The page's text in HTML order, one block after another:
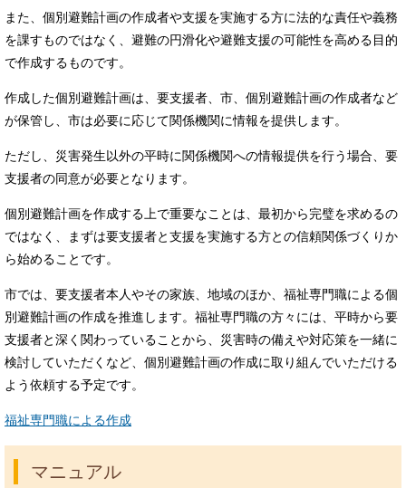
また、個別避難計画の作成者や支援を実施する方に法的な責任や義務
を課すものではなく、避難の円滑化や避難支援の可能性を高める目的
で作成するものです。
作成した個別避難計画は、要支援者、市、個別避難計画の作成者など
が保管し、市は必要に応じて関係機関に情報を提供します。
ただし、災害発生以外の平時に関係機関への情報提供を行う場合、要
支援者の同意が必要となります。
個別避難計画を作成する上で重要なことは、最初から完璧を求めるの
ではなく、まずは要支援者と支援を実施する方との信頼関係づくりか
ら始めることです。
市では、要支援者本人やその家族、地域のほか、福祉専門職による個
別避難計画の作成を推進します。福祉専門職の方々には、平時から要
支援者と深く関わっていることから、災害時の備えや対応策を一緒に
検討していただくなど、個別避難計画の作成に取り組んでいただける
よう依頼する予定です。
福祉専門職による作成
マニュアル